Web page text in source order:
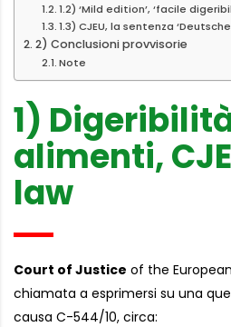
1.2) ‘Mild edition’, ‘facile
1.3) CJEU, la sentenza
2) Conclusioni provvisorie
Note
1)
alimenti,
law
Court of Justice of the
chiamata a esprimersi su una
causa C-544/10, circa: